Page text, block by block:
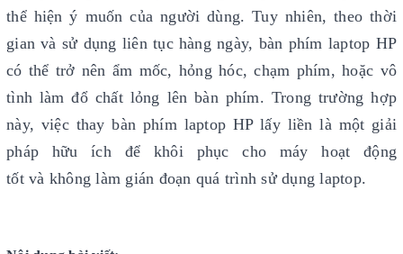
thể hiện ý muốn của người dùng. Tuy nhiên, theo thời
gian và sử dụng liên tục hàng ngày, bàn phím laptop HP
có thể trở nên ẩm mốc, hỏng hóc, chạm phím, hoặc vô
tình làm đổ chất lỏng lên bàn phím. Trong trường hợp
này, việc thay bàn phím laptop HP lấy liền là một giải
pháp hữu ích để khôi phục cho máy hoạt động
tốt và không làm gián đoạn quá trình sử dụng laptop.